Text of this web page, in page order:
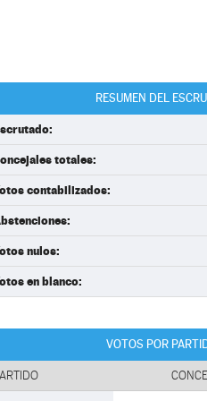
RESUMEN DEL
totales:
contabilizados:
nulos:
en blanco:
VOTOS POR